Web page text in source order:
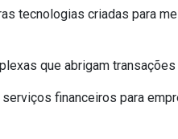
tecnologias criadas para
que abrigam
financeiros para